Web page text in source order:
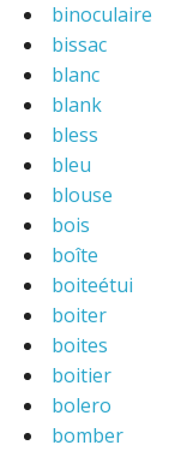
binoculaire
bissac
blanc
blank
bless
bleu
blouse
bois
boîte
boiteétui
boiter
boites
boitier
bolero
bomber